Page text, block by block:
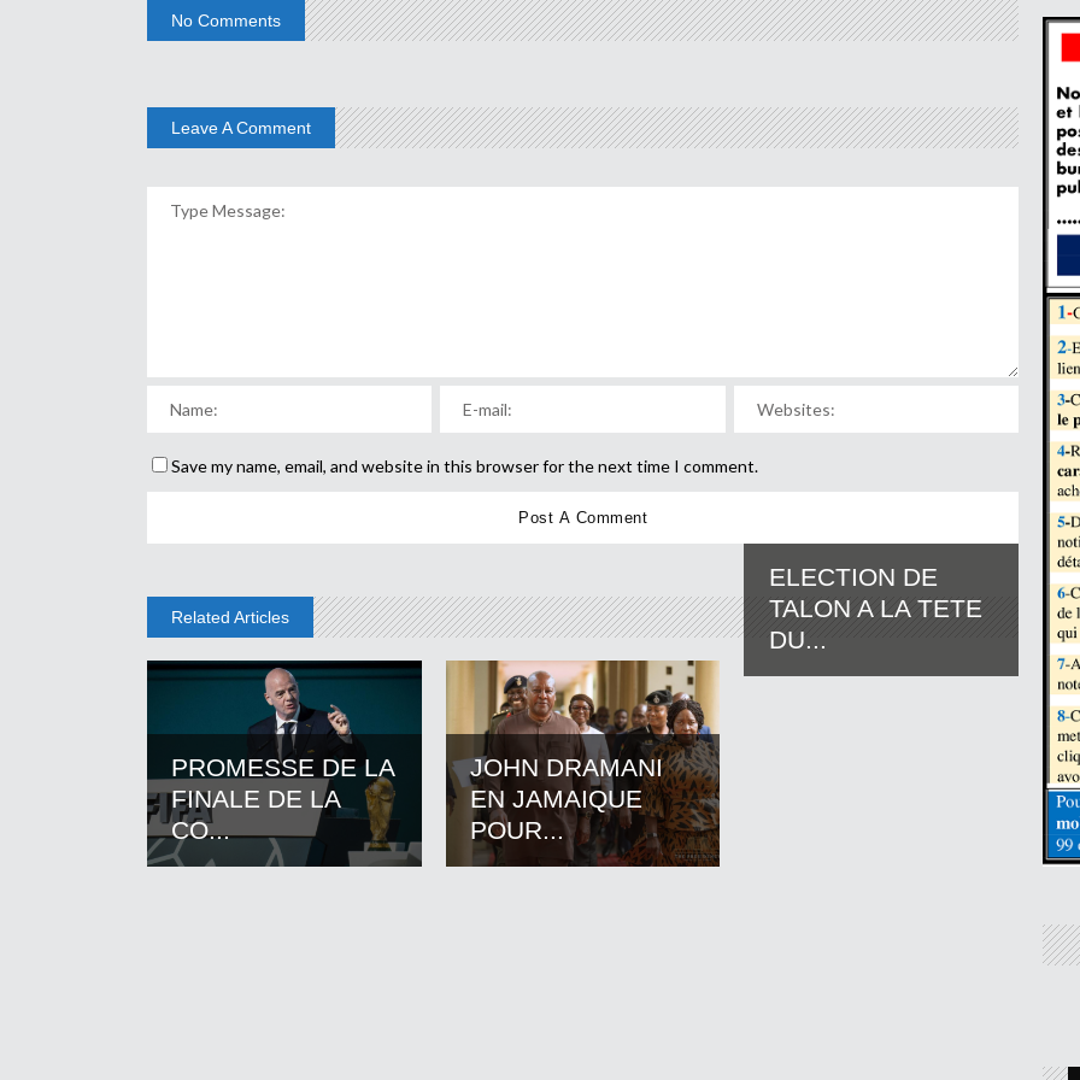
No Comments
Leave A Comment
Save my name, email, and website in this browser for the next time I comment.
Related Articles
PROMESSE DE LA
FINALE DE LA
CO...
JOHN DRAMANI
EN JAMAIQUE
POUR...
ELECTION DE
TALON A LA TETE
DU...